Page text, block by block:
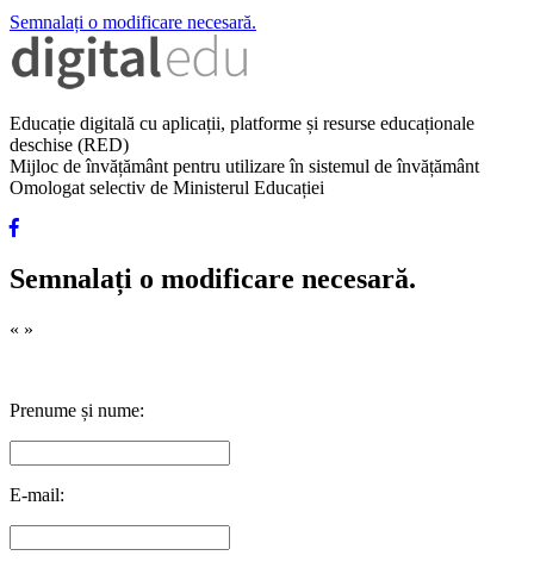
Semnalați o modificare necesară.
Educație digitală cu aplicații, platforme și resurse educaționale
deschise (RED)
Mijloc de învățământ pentru utilizare în sistemul de învățământ
Omologat selectiv de Ministerul Educației
Semnalați o modificare necesară.
« »
Prenume și nume:
E-mail: